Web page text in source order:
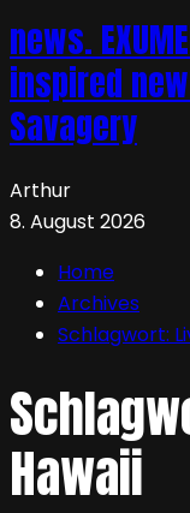
news.
inspired
Savagery
Arthur
8. August 2026
Home
Archives
Schlagwort:
Hawaii